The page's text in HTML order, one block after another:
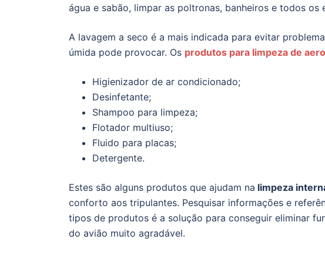
água e sabão, limpar as poltronas, banheiros e todos os
A lavagem a seco é a mais indicada para evitar
úmida pode provocar. Os produtos para limpeza de
Higienizador de ar condicionado;
Desinfetante;
Shampoo para limpeza;
Flotador multiuso;
Fluido para placas;
Detergente.
Estes são alguns produtos que ajudam na limpeza
conforto aos tripulantes. Pesquisar informações e
tipos de produtos é a solução para conseguir eliminar
do avião muito agradável.